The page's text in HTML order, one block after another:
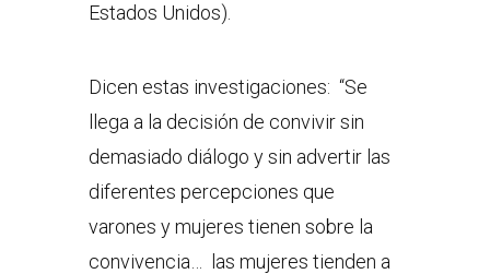
Estados Unidos).
Dicen estas investigaciones: “Se
llega a la decisión de convivir sin
demasiado diálogo y sin advertir las
diferentes percepciones que
varones y mujeres tienen sobre la
convivencia… las mujeres tienden a